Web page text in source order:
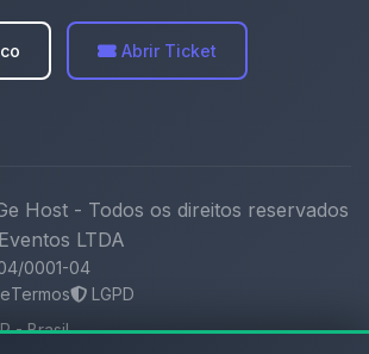
Abrir Ticket
Host - Todos os direitos reservados
LTDA
0001-04
Termos
LGPD
- Brasil